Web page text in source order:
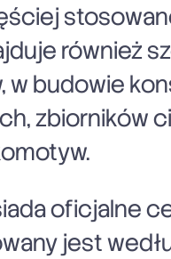
również
w budowie
zbiorników
oficjalne
jest